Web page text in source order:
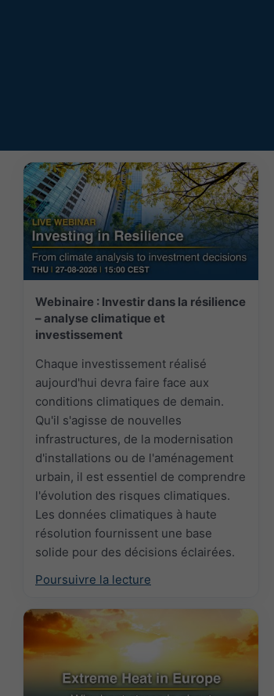
Webinaire : Investir dans la résilience
– analyse climatique et
investissement
Chaque investissement réalisé
aujourd'hui devra faire face aux
conditions climatiques de demain.
Qu'il s'agisse de nouvelles
infrastructures, de la modernisation
d'installations ou de l'aménagement
urbain, il est essentiel de comprendre
l'évolution des risques climatiques.
Les données climatiques à haute
résolution fournissent une base
solide pour des décisions éclairées.
Poursuivre la lecture